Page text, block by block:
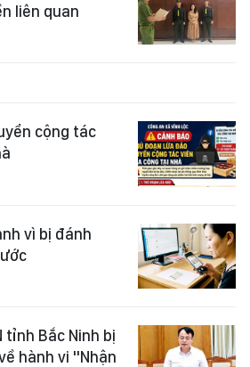
liên quan
cộng tác
vì bị đánh
tỉnh Bắc Ninh bị
hành vi "Nhận